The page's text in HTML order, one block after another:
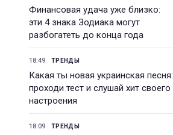
Финансовая удача уже близко:
эти 4 знака Зодиака могут
разбогатеть до конца года
18:49 ТРЕНДЫ
Какая ты новая украинская песня:
проходи тест и слушай хит своего
настроения
18:09 ТРЕНДЫ